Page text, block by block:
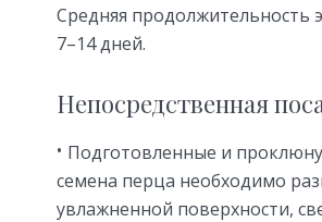
Средняя продолжительность
7–14 дней.
Непосредственная
Подготовленные и
семена перца необходимо
увлажненной поверхности,